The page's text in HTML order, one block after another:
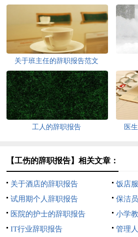
关于班主任的辞职报告范文
工人的辞职报告 医
【工伤的辞职报告】相关文章：
关于酒店的辞职报告
饭店
试用期个人辞职报告
保洁
医院的护士的辞职报告
小学
IT行业辞职报告
管理